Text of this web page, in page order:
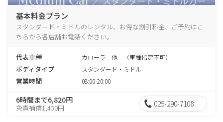
基本料金プラン
スタンダード・ミドルのレンタル、お得な割引料金、ご予約はこ
ちらから各店舗お電話ください。
代表車種 カローラ 他 （車種指定不可）
ボディタイプ スタンダード・ミドル
営業時間 08:00-20:00
6時間まで6,820円
免責補償1,430円 025-290-7108